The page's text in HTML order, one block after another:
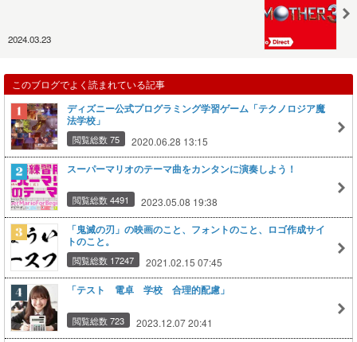
2024.03.23
このブログでよく読まれている記事
ディズニー公式プログラミング学習ゲーム「テクノロジア魔
法学校」
閲覧総数 75 2020.06.28 13:15
スーパーマリオのテーマ曲をカンタンに演奏しよう！
閲覧総数 4491 2023.05.08 19:38
「鬼滅の刃」の映画のこと、フォントのこと、ロゴ作成サイ
トのこと。
閲覧総数 17247 2021.02.15 07:45
「テスト 電卓 学校 合理的配慮」
閲覧総数 723 2023.12.07 20:41